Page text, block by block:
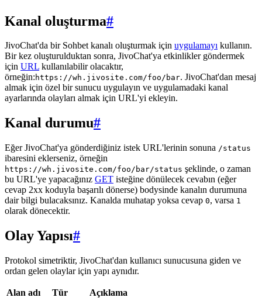
Kanal oluşturma#
JivoChat'da bir Sohbet kanalı oluşturmak için uygulamayı kullanın.
Bir kez oluşturulduktan sonra, JivoChat'ya etkinlikler göndermek
için URL kullanılabilir olacaktır,
örneğin: https://wh.jivosite.com/foo/bar. JivoChat'dan mesaj
almak için özel bir sunucu uygulayın ve uygulamadaki kanal
ayarlarında olayları almak için URL'yi ekleyin.
Kanal durumu#
Eğer JivoChat'ya gönderdiğiniz istek URL'lerinin sonuna /status
ibaresini eklerseniz, örneğin
https://wh.jivosite.com/foo/bar/status şeklinde, o zaman
bu URL'ye yapacağınız GET isteğine dönülecek cevabın (eğer
cevap 2xx koduyla başarılı dönerse) bodysinde kanalın durumuna
dair bilgi bulacaksınız. Kanalda muhatap yoksa cevap 0, varsa 1
olarak dönecektir.
Olay Yapısı#
Protokol simetriktir, JivoChat'dan kullanıcı sunucusuna giden ve
ordan gelen olaylar için yapı aynıdır.
Alan adı Tür
Açıklama